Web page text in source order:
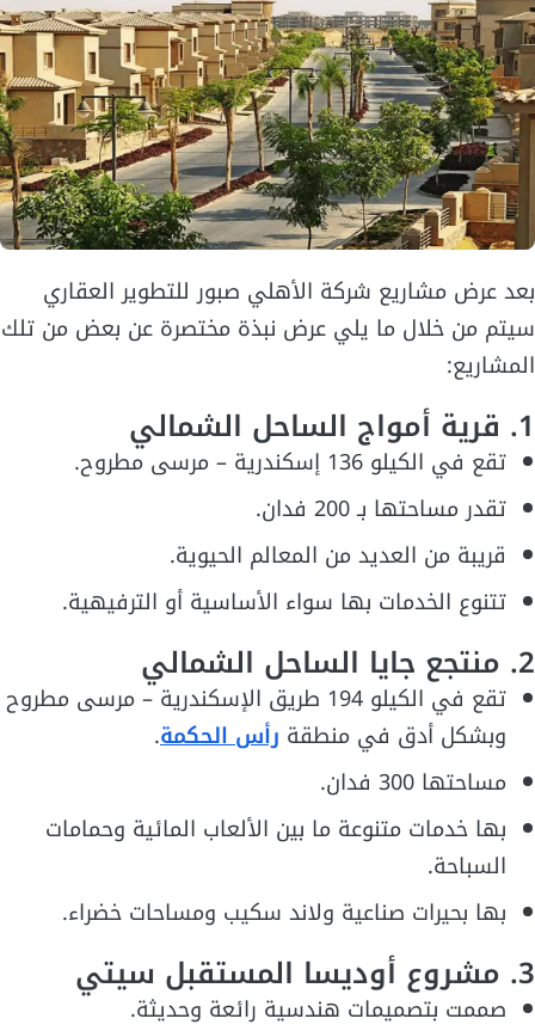
بعد عرض مشاريع شركة الأهلي صبور للتطوير العقاري
سيتم من خلال ما يلي عرض نبذة مختصرة عن بعض من تلك
المشاريع:
1. قرية أمواج الساحل الشمالي
تقع في الكيلو 136 إسكندرية – مرسى مطروح.
تقدر مساحتها بـ 200 فدان.
قريبة من العديد من المعالم الحيوية.
تتنوع الخدمات بها سواء الأساسية أو الترفيهية.
2. منتجع جايا الساحل الشمالي
تقع في الكيلو 194 طريق الإسكندرية – مرسى مطروح
وبشكل أدق في منطقة رأس الحكمة.
مساحتها 300 فدان.
بها خدمات متنوعة ما بين الألعاب المائية وحمامات
السباحة.
بها بحيرات صناعية ولاند سكيب ومساحات خضراء.
3. مشروع أوديسا المستقبل سيتي
صممت بتصميمات هندسية رائعة وحديثة.